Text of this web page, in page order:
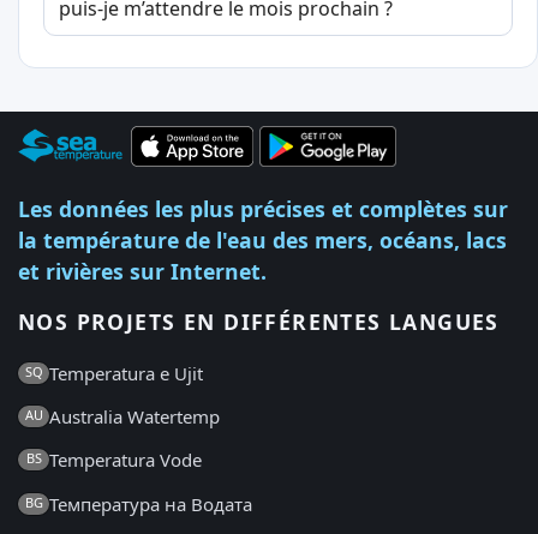
puis-je m’attendre le mois prochain ?
Les données les plus précises et complètes sur
la température de l'eau des mers, océans, lacs
et rivières sur Internet.
NOS PROJETS EN DIFFÉRENTES LANGUES
SQ Temperatura e Ujit
AU Australia Watertemp
BS Temperatura Vode
BG Температура на Водата